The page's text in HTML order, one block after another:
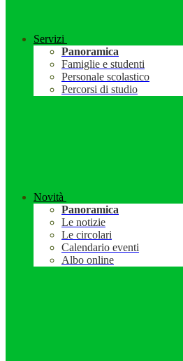
Servizi
Panoramica
Famiglie e studenti
Personale scolastico
Percorsi di studio
Novità
Panoramica
Le notizie
Le circolari
Calendario eventi
Albo online